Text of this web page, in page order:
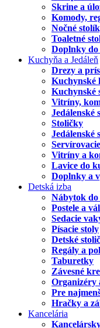
Skrine a
Komody,
Nočné
Toaletné
Doplnky do
Kuchyňa a Jedáleň
Drezy a
Kuchynské
Kuchynské
Vitríny,
Jedálenské
Stoličky
Jedálenské
Vitríny a
Lavice do
Doplnky a
Detská izba
Nábytok do
Postele a
Sedacie
Písacie stoly
Detské
Regály a
Taburetky
Závesné
Organizéry
Pre
Hračky a
Kancelária